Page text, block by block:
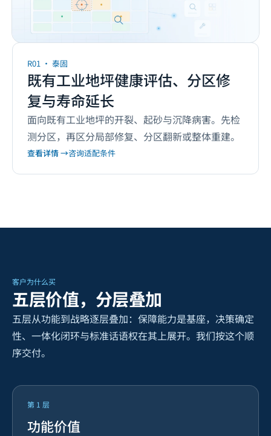
既有工业建筑改造与维修服务
R01 · 泰固
既有工业地坪健康评估、分区修
复与寿命延长
面向既有工业地坪的开裂、起砂与沉降病害。先检
测分区，再区分局部修复、分区翻新或整体重建。
查看详情 →咨询适配条件
客户为什么买
五层价值，分层叠加
五层从功能到战略逐层叠加：保障能力是基座，决策确定
性、一体化闭环与标准话语权在其上展开。我们按这个顺
序交付。
第 1 层
功能价值